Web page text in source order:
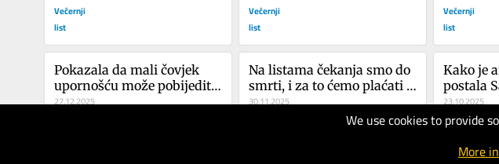
We use cookies to provide
More
Večernji
list
Večernji
list
Večernji
list
Pokazala da mali čovjek
upornošću može pobijediti
sustav
27.12.2025
Na listama čekanja smo do
smrti, i za to ćemo plaćati
62% više
30.11.2025
Kako je
postala
23.10.2025
40
Večernji